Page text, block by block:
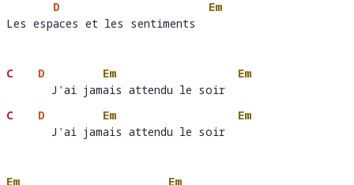
Les esp
D
aces et les sentiments
Em
Les espaces et les sentiments
C
D
  J'ai jam
Em
ais attendu le soir
Em
       J'ai jamais attendu le soir
C
D
  J'ai jam
Em
ais attendu le soir
Em
       J'ai jamais attendu le soir
Em
Em